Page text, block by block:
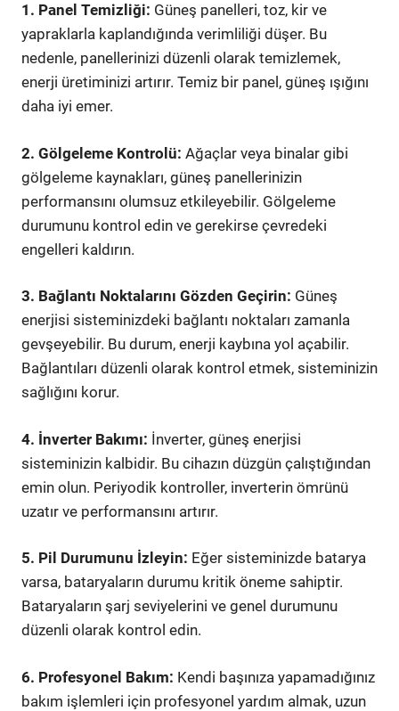
1. Panel Temizliği: Güneş panelleri, toz, kir ve
yapraklarla kaplandığında verimliliği düşer. Bu
nedenle, panellerinizi düzenli olarak temizlemek,
enerji üretiminizi artırır. Temiz bir panel, güneş ışığını
daha iyi emer.
2. Gölgeleme Kontrolü: Ağaçlar veya binalar gibi
gölgeleme kaynakları, güneş panellerinizin
performansını olumsuz etkileyebilir. Gölgeleme
durumunu kontrol edin ve gerekirse çevredeki
engelleri kaldırın.
3. Bağlantı Noktalarını Gözden Geçirin: Güneş
enerjisi sisteminizdeki bağlantı noktaları zamanla
gevşeyebilir. Bu durum, enerji kaybına yol açabilir.
Bağlantıları düzenli olarak kontrol etmek, sisteminizin
sağlığını korur.
4. İnverter Bakımı: İnverter, güneş enerjisi
sisteminizin kalbidir. Bu cihazın düzgün çalıştığından
emin olun. Periyodik kontroller, inverterin ömrünü
uzatır ve performansını artırır.
5. Pil Durumunu İzleyin: Eğer sisteminizde batarya
varsa, bataryaların durumu kritik öneme sahiptir.
Bataryaların şarj seviyelerini ve genel durumunu
düzenli olarak kontrol edin.
6. Profesyonel Bakım: Kendi başınıza yapamadığınız
bakım işlemleri için profesyonel yardım almak, uzun